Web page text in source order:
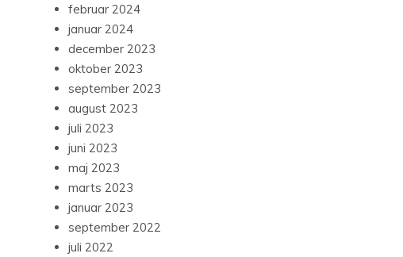
februar 2024
januar 2024
december 2023
oktober 2023
september 2023
august 2023
juli 2023
juni 2023
maj 2023
marts 2023
januar 2023
september 2022
juli 2022